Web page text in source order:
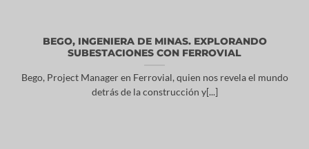
BEGO, INGENIERA DE MINAS. EXPLORANDO
SUBESTACIONES CON FERROVIAL
Bego, Project Manager en Ferrovial, quien nos revela el mundo
detrás de la construcción y[...]